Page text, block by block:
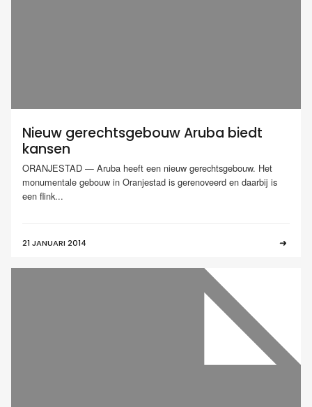
Nieuw gerechtsgebouw Aruba biedt
kansen
ORANJESTAD — Aruba heeft een nieuw gerechtsgebouw. Het
monumentale gebouw in Oranjestad is gerenoveerd en daarbij is
een flink...
21 JANUARI 2014